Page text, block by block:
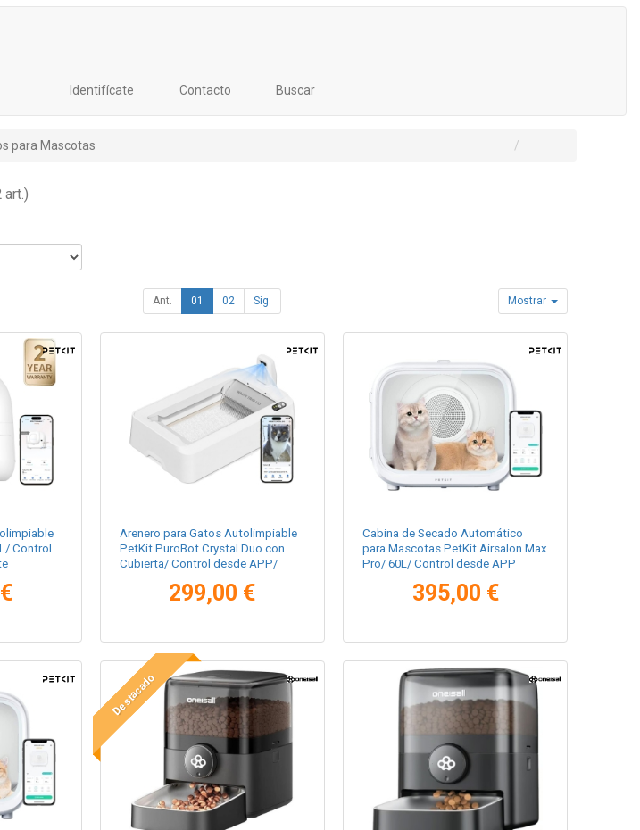
Identifícate Contacto Buscar
para Mascotas
art.)
Ant. 01 02 Sig. Mostrar
Control
Arenero para Gatos Autolimpiable
PetKit PuroBot Crystal Duo con
Cubierta/ Control desde APP/
299,00 €
Cabina de Secado Automático
para Mascotas PetKit Airsalon Max
Pro/ 60L/ Control desde APP
395,00 €
Destacado